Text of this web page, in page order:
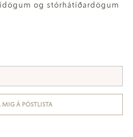
og stórhátíðardögum
MIG Á PÓSTLISTA